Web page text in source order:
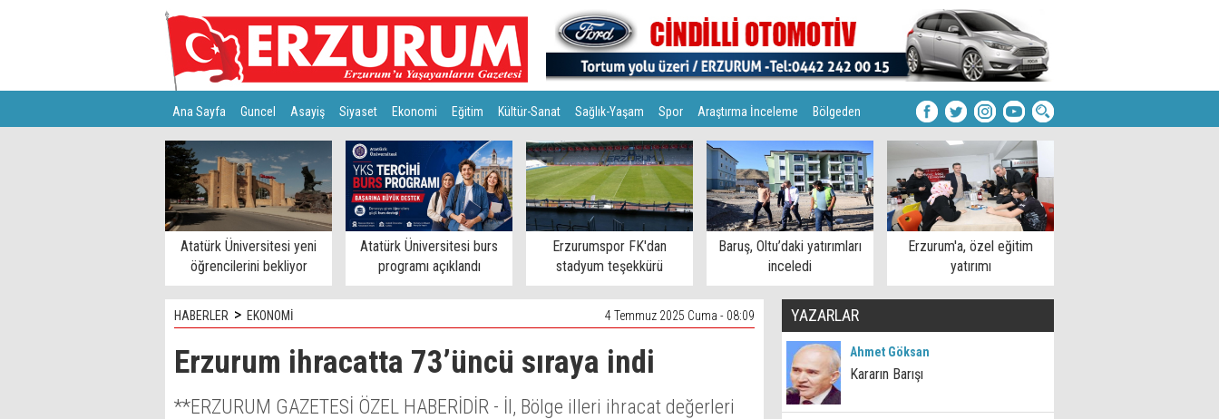
Ana Sayfa Guncel Asayiş Siyaset Ekonomi Eğitim Kültür-Sanat Sağlık-Yaşam Spor Araştırma İnceleme Bölgeden
Türkiye Teknoloji
Atatürk Üniversitesi yeni
öğrencilerini bekliyor
Atatürk Üniversitesi burs
programı açıklandı
Erzurumspor FK'dan
stadyum teşekkürü
Baruş, Oltu’daki yatırımları
inceledi
Erzurum'a, özel eğitim
yatırımı
HABERLER > EKONOMİ 4 Temmuz 2025 Cuma - 08:09
Erzurum ihracatta 73’üncü sıraya indi
**ERZURUM GAZETESİ ÖZEL HABERİDİR - İl, Bölge illeri ihracat değerleri
YAZARLAR
Ahmet Göksan
Kararın Barışı